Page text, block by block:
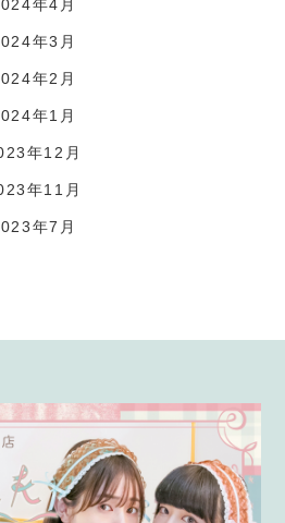
年4月
年3月
年2月
年1月
年12月
年11月
年7月